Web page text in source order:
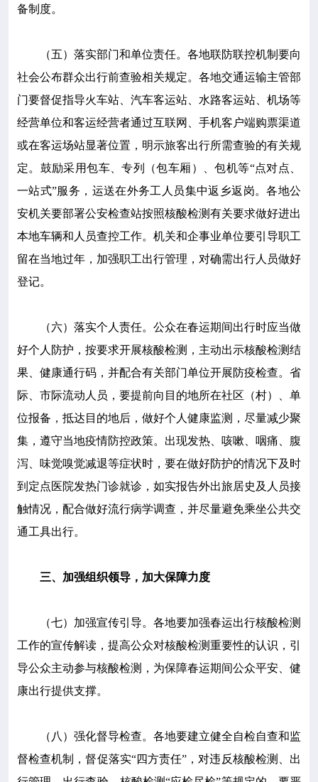
备制度。
（五）落实部门和单位责任。各地联防联控机制要向
社会公布群众出行前查验相关规定。各地交通运输主管部
门要督促指导火车站、汽车客运站、水路客运站、机场等
经营单位和客运经营者通过互联网、手机客户端购票渠道
或在客运场站显著位置，明示旅客出行所需查验的有关规
定。鼓励采用包车、专列（包车厢）、包机等“点对点、
一站式”服务，运送在外务工人员集中返乡返岗。各地公
安机关要部署公安检查站按照核酸检测有关要求做好进出
本地车辆和人员查控工作。机关和企事业单位要引导职工
留在当地过年，加强职工出行管理，对确需出行人员做好
登记。
（六）落实个人责任。公众在春运期间出行时应当做
好个人防护，按要求开展核酸检测，主动出示核酸检测结
果、健康通行码，并配合有关部门单位开展防疫检查。省
际、市际流动人员，要提前向目的地所在社区（村）、单
位报备，抵达目的地后，做好个人健康监测，尽量减少聚
集，遵守当地疫情防控政策。出现发热、咳嗽、咽痛、腹
泻、味觉嗅觉减退等症状时，要在做好防护的情况下及时
到定点医院发热门诊就诊，如实报告外出旅居史及人员接
触情况，配合做好流行病学调查，并尽量避免乘坐公共交
通工具出行。
三、加强组织领导，加大保障力度
（七）加强宣传引导。各地要加强春运出行核酸检测
工作的宣传解读，提高公众对核酸检测重要性的认识，引
导公众主动参与核酸检测，为保障春运期间公众平安、健
康出行提供支撑。
（八）强化督导检查。各地要建立健全自检自查和监
督检查机制，督促落实“四方责任”，对违反核酸检测、出